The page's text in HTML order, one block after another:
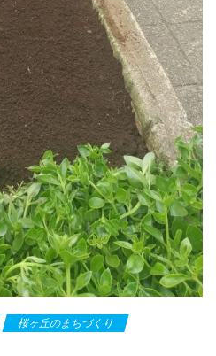
桜ヶ丘のまちづくり